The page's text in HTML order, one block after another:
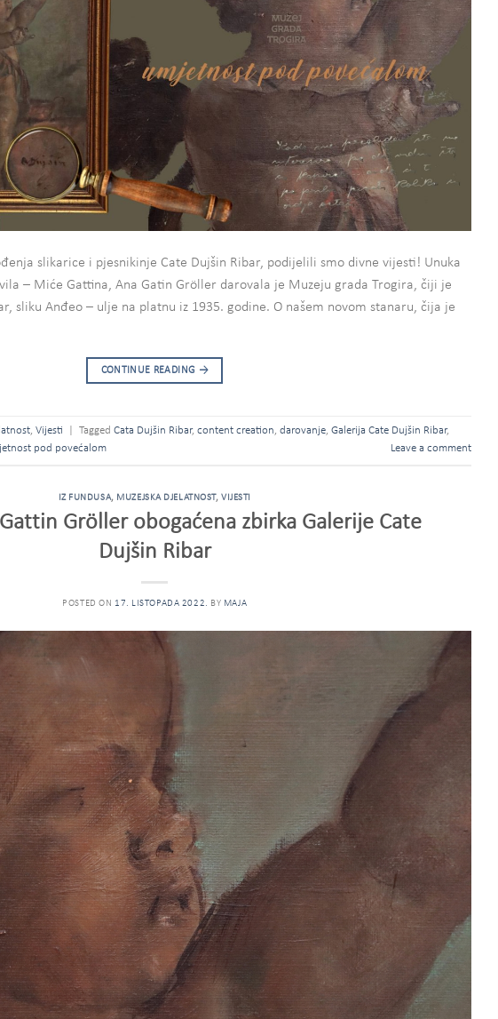
slikarice i pjesnikinje Cate Dujšin Ribar, podijelili smo divne vijesti! Unuka
– Miće Gattina, Ana Gatin Gröller darovala je Muzeju grada Trogira, čiji je
sliku Anđeo – ulje na platnu iz 1935. godine. O našem novom stanaru, čija je
CONTINUE READING →
, Vijesti Tagged Cata Dujšin Ribar, content creation, darovanje, Galerija Cate Dujšin Ribar,
pod povećalom Leave a comment
IZ FUNDUSA, MUZEJSKA DJELATNOST,VIJESTI
Gröller obogaćena zbirka Galerije Cate
Dujšin Ribar
POSTED ON 17. LISTOPADA 2022. BY MAJA